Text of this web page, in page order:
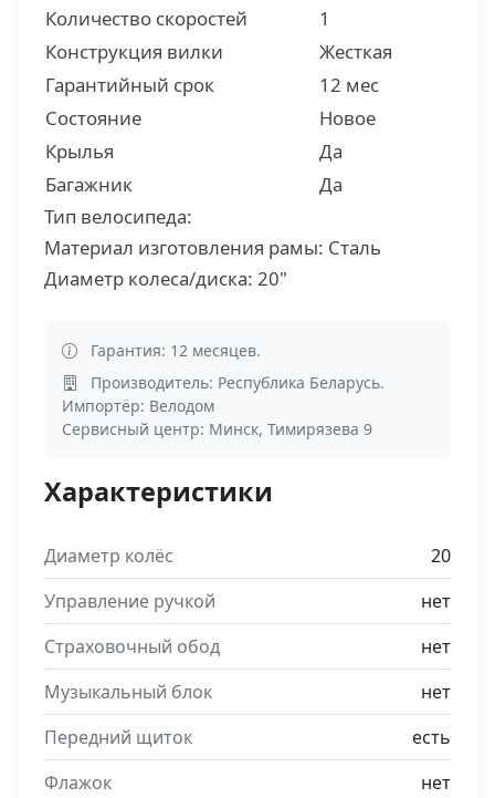
Количество скоростей
1
Конструкция вилки
Жесткая
Гарантийный срок
12 мес
Состояние
Новое
Крылья
Да
Багажник
Да
Тип велосипеда:
Материал изготовления рамы: Сталь
Диаметр колеса/диска: 20"
Гарантия: 12 месяцев.
Производитель: Республика Беларусь.
Импортёр: Велодом
Сервисный центр: Минск, Тимирязева 9
Характеристики
Диаметр колёс
20
Управление ручкой
нет
Страховочный обод
нет
Музыкальный блок
нет
Передний щиток
есть
Флажок
нет